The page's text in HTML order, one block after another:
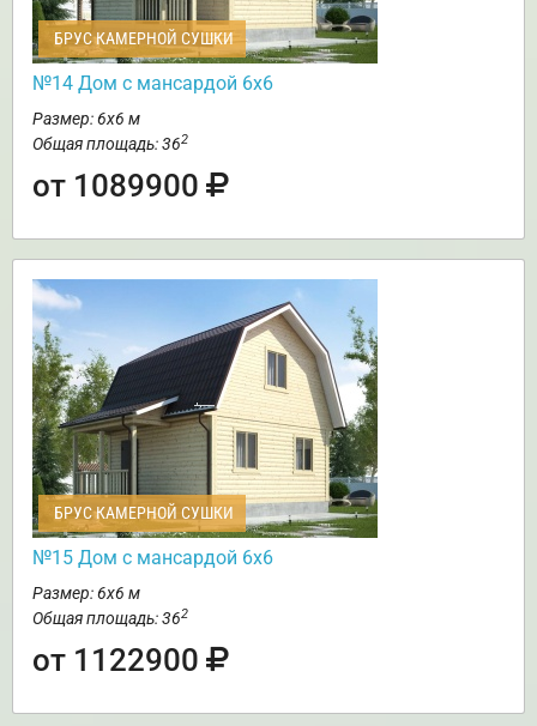
БРУС КАМЕРНОЙ СУШКИ
№14 Дом с мансардой 6х6
Размер: 6х6 м
Общая площадь: 362
от 1089900
БРУС КАМЕРНОЙ СУШКИ
№15 Дом с мансардой 6х6
Размер: 6х6 м
Общая площадь: 362
от 1122900